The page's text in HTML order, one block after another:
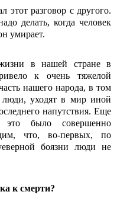
разговор с другого.
делать, когда человек
умирает.
в нашей стране в
к очень тяжелой
нашего народа, в том
уходят в мир иной
напутствия. Еще
это было совершенно
что, во-первых, по
боязни люди не
к смерти?